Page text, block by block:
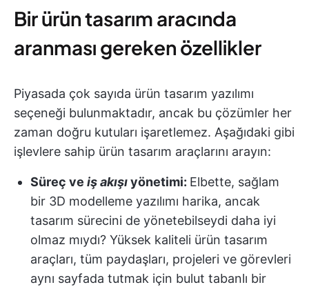
Bir ürün tasarım aracında
aranması gereken özellikler
Piyasada çok sayıda ürün tasarım yazılımı
seçeneği bulunmaktadır, ancak bu çözümler her
zaman doğru kutuları işaretlemez. Aşağıdaki gibi
işlevlere sahip ürün tasarım araçlarını arayın:
Süreç ve iş akışıyönetimi: Elbette, sağlam
bir 3D modelleme yazılımı harika, ancak
tasarım sürecini de yönetebilseydi daha iyi
olmaz mıydı? Yüksek kaliteli ürün tasarım
araçları, tüm paydaşları, projeleri ve görevleri
aynı sayfada tutmak için bulut tabanlı bir